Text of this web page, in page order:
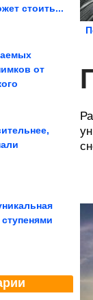
стоить...
от